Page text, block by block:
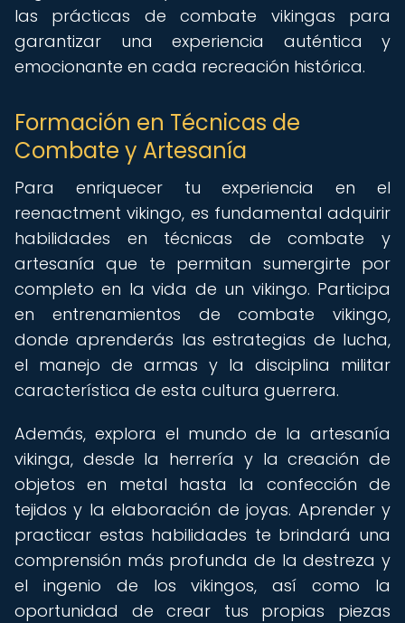
las prácticas de combate vikingas para
garantizar una experiencia auténtica y
emocionante en cada recreación histórica.
Formación en Técnicas de
Combate y Artesanía
Para enriquecer tu experiencia en el
reenactment vikingo, es fundamental adquirir
habilidades en técnicas de combate y
artesanía que te permitan sumergirte por
completo en la vida de un vikingo. Participa
en entrenamientos de combate vikingo,
donde aprenderás las estrategias de lucha,
el manejo de armas y la disciplina militar
característica de esta cultura guerrera.
Además, explora el mundo de la artesanía
vikinga, desde la herrería y la creación de
objetos en metal hasta la confección de
tejidos y la elaboración de joyas. Aprender y
practicar estas habilidades te brindará una
comprensión más profunda de la destreza y
el ingenio de los vikingos, así como la
oportunidad de crear tus propias piezas